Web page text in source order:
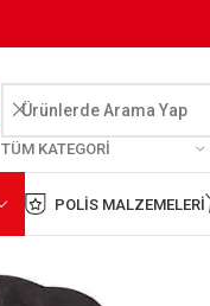
TÜM KATEGORI
POLIS MALZEMELERI